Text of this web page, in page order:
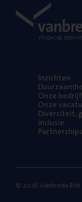
Inzich­ten
Onze
Onze
Diver­si­teit,
inclusie
Part­ner­ships
© 2026 Vanbreda